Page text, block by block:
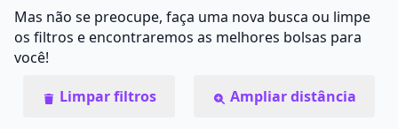
Mas não se preocupe, faça uma nova busca ou limpe
os filtros e encontraremos as melhores bolsas para
você!
Limpar filtros
Ampliar distância